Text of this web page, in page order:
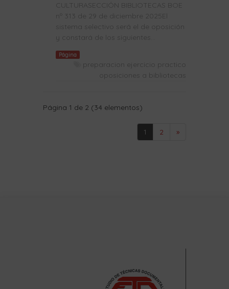
CULTURASECCIÓN BIBLIOTECAS BOE
nº 313 de 29 de diciembre 2025El
sistema selectivo será el de oposición
y constará de los siguientes...
Página
preparacion ejercicio practico
oposiciones a bibliotecas
Página 1 de 2 (34 elementos)
1 2 »